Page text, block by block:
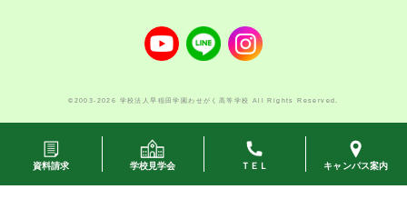
資料請求 学校見学会 ＴＥＬ キャンパス案内
©2003-2026 学校法人早稲田学園わせがく高等学校 All Rights Reserved.